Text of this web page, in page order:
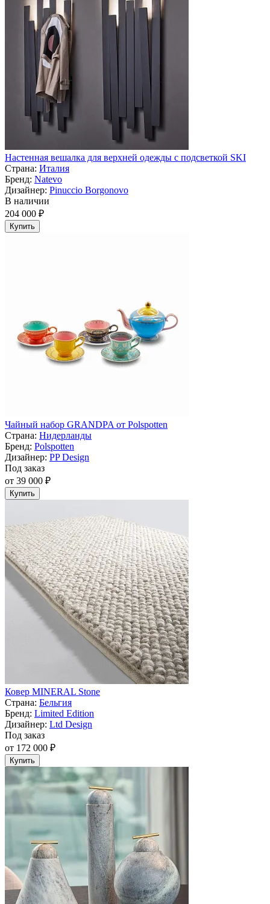
Настенная вешалка для верхней одежды с подсветкой SKI
Страна: Италия
Бренд: Natevo
Дизайнер: Pinuccio Borgonovo
В наличии
204 000 ₽
Купить
Чайный набор GRANDPA от Polspotten
Страна: Нидерланды
Бренд: Polspotten
Дизайнер: PP Design
Под заказ
от 39 000 ₽
Купить
Ковер MINERAL Stone
Страна: Бельгия
Бренд: Limited Edition
Дизайнер: Ltd Design
Под заказ
от 172 000 ₽
Купить